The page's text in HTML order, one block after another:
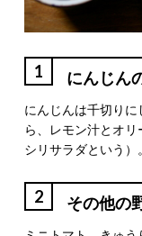
1 にんじん
にんじんは千切り
ら、レモン汁とオ
シリサラダという）。
2 その他の